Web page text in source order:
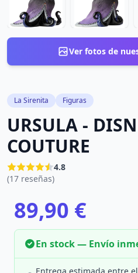
Ver fotos de
La Sirenita Figuras
URSULA -
COUTURE
4.8
(17 reseñas)
89,90 €
En stock — Envío